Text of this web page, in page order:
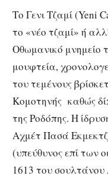
Το Γενι Τζαμί (Yeni
το «νέο τζαμί» ή
Οθωμανικό μνημείο
μουφτεία,
του τεμένους
Κομοτηνής καθώς
της Ροδόπης. Η
Αχμέτ Πασά
(υπεύθυνος επί των
1613 του